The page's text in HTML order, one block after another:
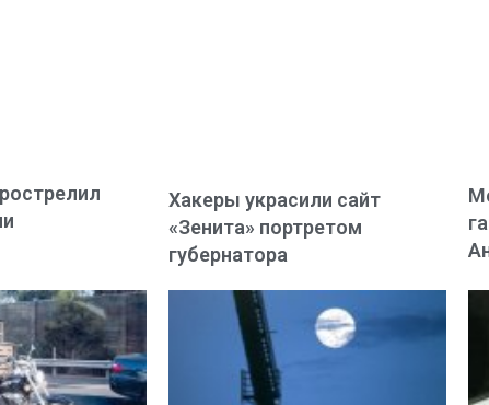
Хакеры украсили сайт
«Зенита» портретом
губернатора